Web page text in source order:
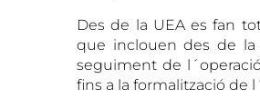
Des de la UEA es fan
que inclouen des de la
seguiment de
fins a la formalització de